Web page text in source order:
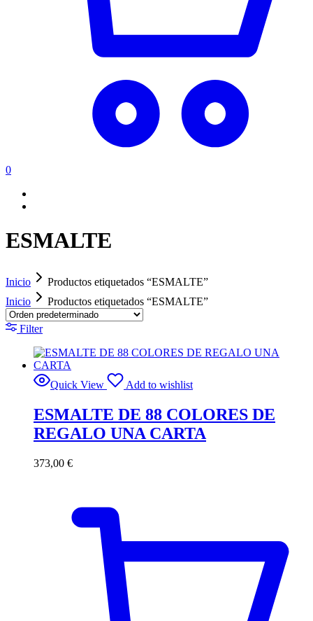
0
ESMALTE
Inicio
Productos etiquetados “ESMALTE”
Inicio
Productos etiquetados “ESMALTE”
Filter
Quick View Add to wishlist
ESMALTE DE 88 COLORES DE
REGALO UNA CARTA
373,00 €